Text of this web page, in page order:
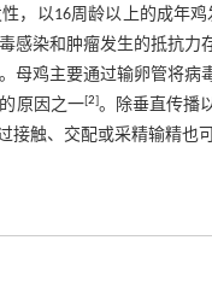
以16周龄以上的成年
染和肿瘤发生的抵抗力
母鸡主要通过输卵管将
原因之一[2]。除垂直传播
触、交配或采精输精也